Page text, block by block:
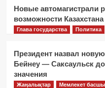
Новые автомагистрали
возможности Казахстана
Глава государства Политика
Президент назвал
Бейнеу — Саксаульск
значения
Жаңалықтар Мемлекет